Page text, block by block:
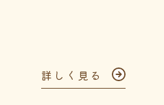
詳しく見る